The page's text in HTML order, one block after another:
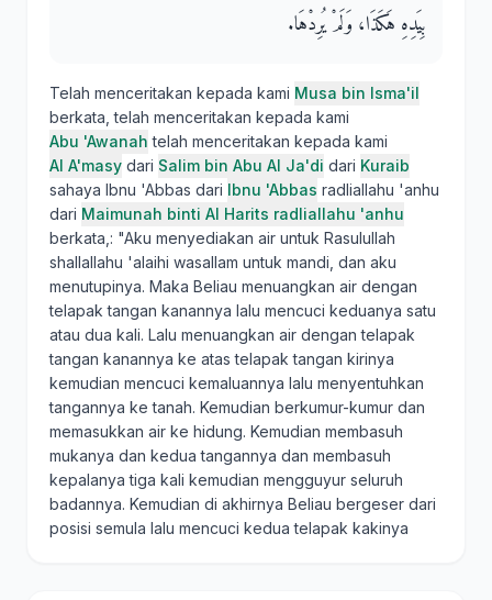
بِيَدِهِ هَكَذَا، وَلَمْ يُرِدْهَا‏.‏
Telah menceritakan kepada kami Musa bin Isma'il
berkata, telah menceritakan kepada kami
Abu 'Awanah telah menceritakan kepada kami
Al A'masy dari Salim bin Abu Al Ja'di dari Kuraib
sahaya Ibnu 'Abbas dari Ibnu 'Abbas radliallahu 'anhu
dari Maimunah binti Al Harits radliallahu 'anhu
berkata,: "Aku menyediakan air untuk Rasulullah
shallallahu 'alaihi wasallam untuk mandi, dan aku
menutupinya. Maka Beliau menuangkan air dengan
telapak tangan kanannya lalu mencuci keduanya satu
atau dua kali. Lalu menuangkan air dengan telapak
tangan kanannya ke atas telapak tangan kirinya
kemudian mencuci kemaluannya lalu menyentuhkan
tangannya ke tanah. Kemudian berkumur-kumur dan
memasukkan air ke hidung. Kemudian membasuh
mukanya dan kedua tangannya dan membasuh
kepalanya tiga kali kemudian mengguyur seluruh
badannya. Kemudian di akhirnya Beliau bergeser dari
posisi semula lalu mencuci kedua telapak kakinya